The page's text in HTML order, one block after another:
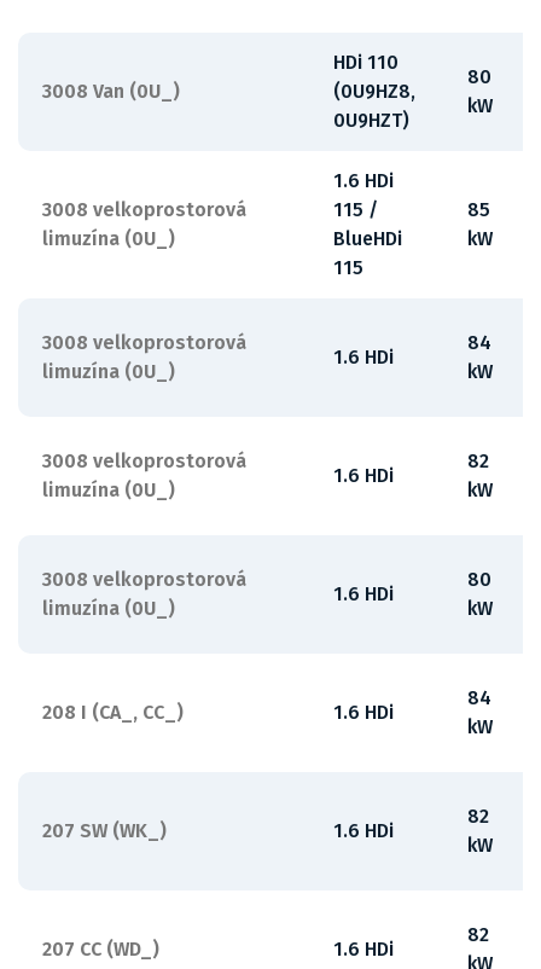
3008 Van (0U_)
HDi 110
(0U9HZ8,
0U9HZT)
80
kW
3008 velkoprostorová
limuzína (0U_)
1.6 HDi
115 /
BlueHDi
115
85
kW
3008 velkoprostorová
limuzína (0U_)
1.6 HDi
84
kW
3008 velkoprostorová
limuzína (0U_)
1.6 HDi
82
kW
3008 velkoprostorová
limuzína (0U_)
1.6 HDi
80
kW
208 I (CA_, CC_) 1.6 HDi
84
kW
207 SW (WK_) 1.6 HDi
82
kW
207 CC (WD_) 1.6 HDi
82
kW